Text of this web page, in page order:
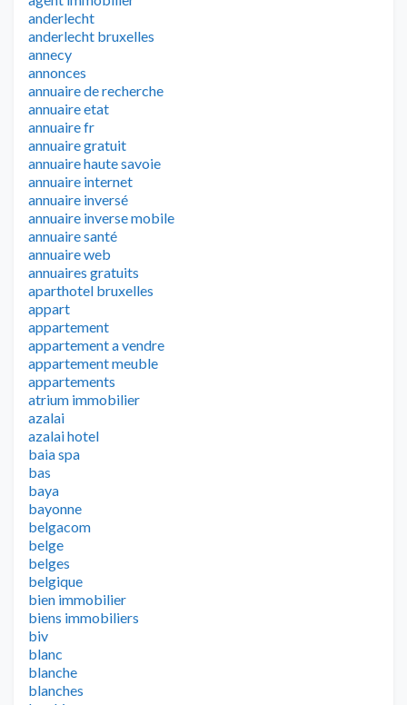
anderlecht
anderlecht bruxelles
annecy
annonces
annuaire de recherche
annuaire etat
annuaire fr
annuaire gratuit
annuaire haute savoie
annuaire internet
annuaire inversé
annuaire inverse mobile
annuaire santé
annuaire web
annuaires gratuits
aparthotel bruxelles
appart
appartement
appartement a vendre
appartement meuble
appartements
atrium immobilier
azalai
azalai hotel
baia spa
bas
baya
bayonne
belgacom
belge
belges
belgique
bien immobilier
biens immobiliers
biv
blanc
blanche
blanches